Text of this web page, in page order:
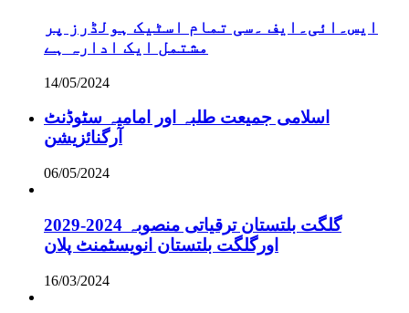
ایس۔ائی۔ایف ۔سی تمام اسٹیک ہولڈرز پر
مشتمل ایک ادارہ ہے
14/05/2024
اسلامی جمیعت طلبہ اور امامیہ سٹوڈنٹ
آرگنائزیشن
06/05/2024
گلگت بلتستان ترقیاتی منصوبہ 2024-2029
اورگلگت بلتستان انویسٹمنٹ پلان
16/03/2024